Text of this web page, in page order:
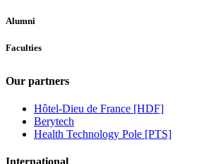
Alumni
Faculties
Our partners
Hôtel-Dieu de France [HDF]
Berytech
Health Technology Pole [PTS]